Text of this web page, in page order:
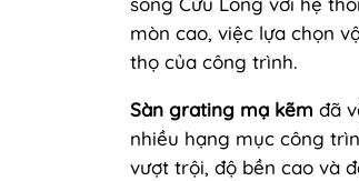
mòn cao, việc lựa chọn
thọ của công trình.
Sàn grating mạ kẽm đã
nhiều hạng mục công
vượt trội, độ bền cao và